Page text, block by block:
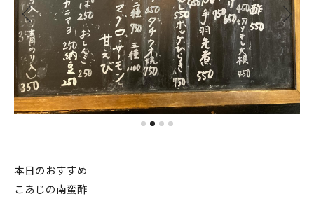
本日のおすすめ
こあじの南蛮酢